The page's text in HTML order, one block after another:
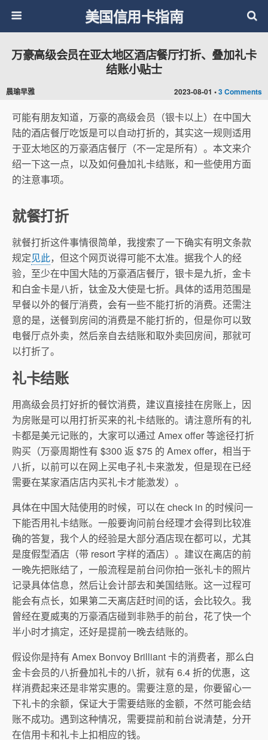
美国信用卡指南
2023-08-01 •3 Comments
万豪高级会员在亚太地区酒店餐厅打折、叠加礼卡
结账小贴士
晨瑜早雅
可能有朋友知道，万豪的高级会员（银卡以上）在中国大
陆的酒店餐厅吃饭是可以自动打折的，其实这一规则适用
于亚太地区的万豪酒店餐厅（不一定是所有）。本文来介
绍一下这一点，以及如何叠加礼卡结账，和一些使用方面
的注意事项。
就餐打折
就餐打折这件事情很简单，我搜索了一下确实有明文条款
规定见此，但这个网页说得可能不太准。据我个人的经
验，至少在中国大陆的万豪酒店餐厅，银卡是九折，金卡
和白金卡是八折，钛金及大使是七折。具体的适用范围是
早餐以外的餐厅消费，会有一些不能打折的消费。还需注
意的是，送餐到房间的消费是不能打折的，但是你可以致
电餐厅点外卖，然后亲自去结账和取外卖回房间，那就可
以打折了。
礼卡结账
用高级会员打好折的餐饮消费，建议直接挂在房账上，因
为房账是可以用打折买来的礼卡结账的。请注意所有的礼
卡都是美元记账的，大家可以通过 Amex offer 等途径打折
购买（万豪周期性有 $300 返 $75 的 Amex offer，相当于
八折，以前可以在网上买电子礼卡来激发，但是现在已经
需要在某家酒店店内买礼卡才能激发）。
具体在中国大陆使用的时候，可以在 check in 的时候问一
下能否用礼卡结账。一般要询问前台经理才会得到比较准
确的答复，我个人的经验是大部分酒店现在都可以，尤其
是度假型酒店（带 resort 字样的酒店）。建议在离店的前
一晚先把账结了，一般流程是前台问你拍一张礼卡的照片
记录具体信息，然后让会计部去和美国结账。这一过程可
能会有点长，如果第二天离店赶时间的话，会比较久。我
曾经在夏威夷的万豪酒店碰到非熟手的前台，花了快一个
半小时才搞定，还好是提前一晚去结账的。
假设你是持有 Amex Bonvoy Brilliant 卡的消费者，那么白
金卡会员的八折叠加礼卡的八折，就有 6.4 折的优惠，这
样消费起来还是非常实惠的。需要注意的是，你要留心一
下礼卡的余额，保证大于需要结账的金额，不然可能会结
账不成功。遇到这种情况，需要提前和前台说清楚，分开
在信用卡和礼卡上扣相应的钱。